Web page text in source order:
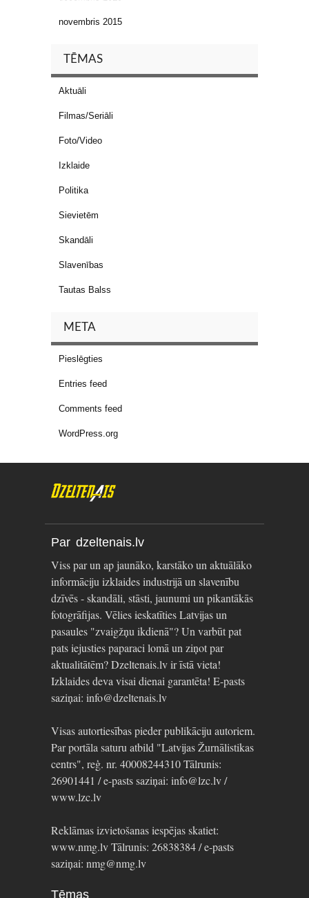
novembris 2015
TĒMAS
Aktuāli
Filmas/Seriāli
Foto/Video
Izklaide
Politika
Sievietēm
Skandāli
Slavenības
Tautas Balss
META
Pieslēgties
Entries feed
Comments feed
WordPress.org
Par dzeltenais.lv
Viss par un ap jaunāko, karstāko un aktuālāko
informāciju izklaides industrijā un slavenību
dzīvēs - skandāli, stāsti, jaunumi un pikantākās
fotogrāfijas. Vēlies ieskatīties Latvijas un
pasaules "zvaigžņu ikdienā"? Un varbūt pat
pats iejusties paparaci lomā un ziņot par
aktualitātēm? Dzeltenais.lv ir īstā vieta!
Izklaides deva visai dienai garantēta! E-pasts
saziņai: info@dzeltenais.lv
Visas autortiesības pieder publikāciju autoriem.
Par portāla saturu atbild "Latvijas Žurnālistikas
centrs", reģ. nr. 40008244310 Tālrunis:
26901441 / e-pasts saziņai: info@lzc.lv /
www.lzc.lv
Reklāmas izvietošanas iespējas skatiet:
www.nmg.lv Tālrunis: 26838384 / e-pasts
saziņai: nmg@nmg.lv
Tēmas